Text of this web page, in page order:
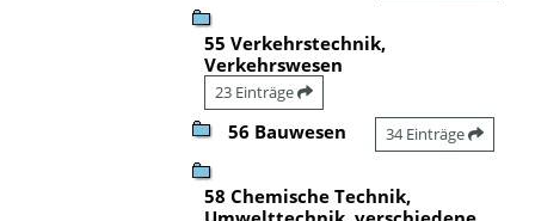
55 Verkehrstechnik,
Verkehrswesen
23 Einträge
56 Bauwesen 34 Einträge
58 Chemische Technik,